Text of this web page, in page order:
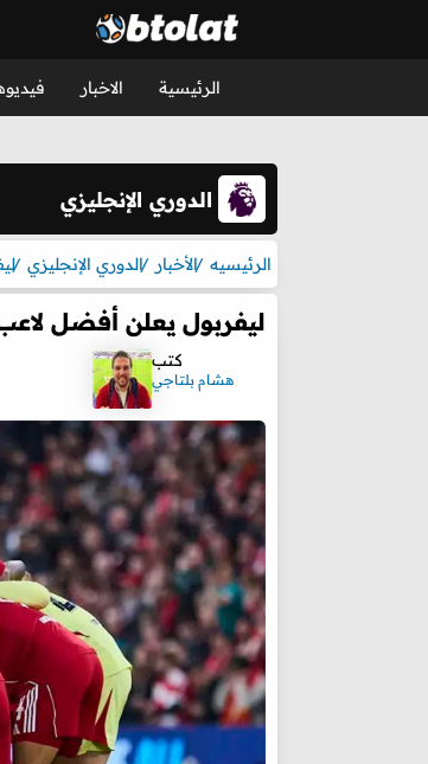
الرئيسية الاخبار
الدوري الإنجليزي
الرئيسيه الأخبار الدوري الإنجليزي
ليفربول يعلن أفضل لاعب في
كتب
هشام بلتاجي